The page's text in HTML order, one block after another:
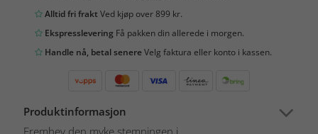
Alltid fri fraktVed kjøp over 899 kr.
Ekspresslevering Få pakken din allerede i morgen.
Handle nå, betal senereVelg faktura eller konto i kassen.
Produktinformasjon
Fremhev den myke stemningen i